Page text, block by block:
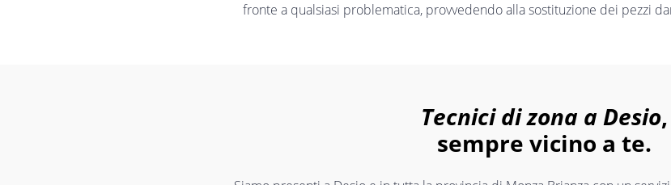
fronte a qualsiasi problematica, provvedendo alla sostituzione dei pezzi
Tecnici di zona a Desio,
sempre vicino a te.